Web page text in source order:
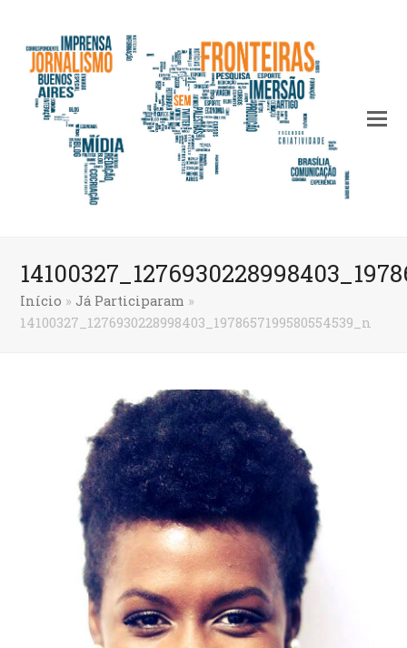
Início »Já Participaram »
14100327_1276930228998403_1978657199580554539_n